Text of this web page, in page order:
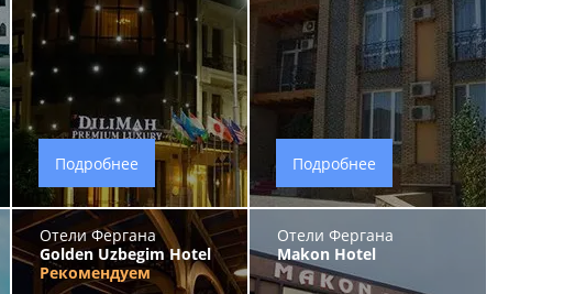
Подробнее Подробнее
Отели Фергана
Golden Uzbegim Hotel
Рекомендуем
Отели Фергана
Makon Hotel